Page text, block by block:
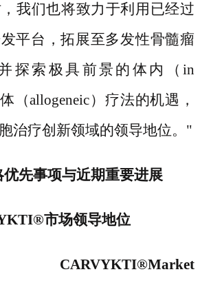
我们也将致力于利用已经过
平台，拓展至多发性骨髓瘤
探索极具前景的体内（in
（allogeneic）疗法的机遇，
治疗创新领域的领导地位。"
优先事项与近期重要进展
®市场领导地位
CARVYKTI®Market